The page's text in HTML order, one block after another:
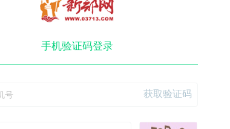
手机验证码登录
获取验证码